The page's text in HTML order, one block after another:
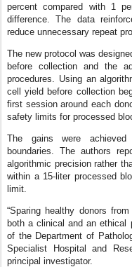
percent compared with 1
difference. The data
reduce unnecessary repeat
The new protocol was
before collection and the
procedures. Using an
cell yield before collection
first session around each
safety limits for processed
The gains were achieved
boundaries. The authors
algorithmic precision rather
within a 15-liter processed
limit.
“Sparing healthy donors
both a clinical and an ethical
of the Department of
Specialist Hospital and
principal investigator.